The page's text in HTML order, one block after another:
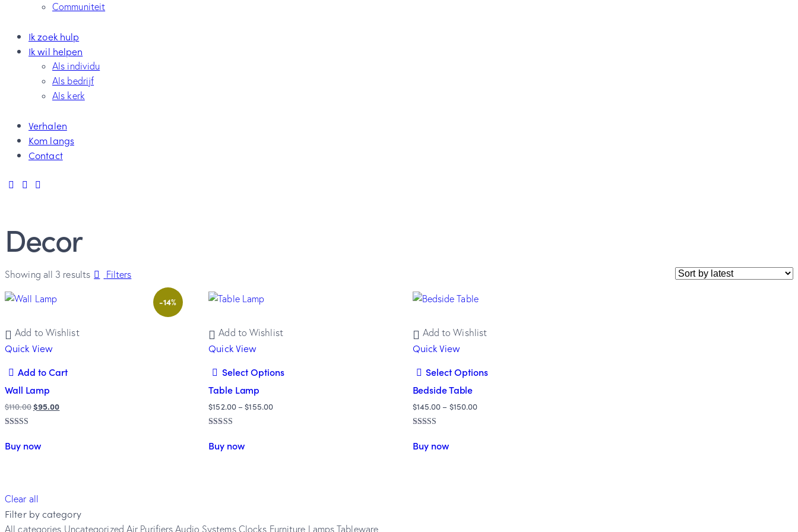
Communiteit
Ik zoek hulp
Ik wil helpen
Als individu
Als bedrijf
Als kerk
Verhalen
Kom langs
Contact
Decor
Showing all 3 results Filters
-14%
Add to Wishlist
Quick View
Add to Cart
Wall Lamp
$110.00$95.00
4.00
out of 5
Buy now
Add to Wishlist
Quick View
Select Options
Table Lamp
$152.00– $155.00
5.00
out of 5
Buy now
Add to Wishlist
Quick View
Select Options
Bedside Table
$145.00– $150.00
5.00
out of 5
Buy now
Clear all
Filter by category
All categories Uncategorized Air Purifiers Audio Systems Clocks Furniture Lamps Tableware